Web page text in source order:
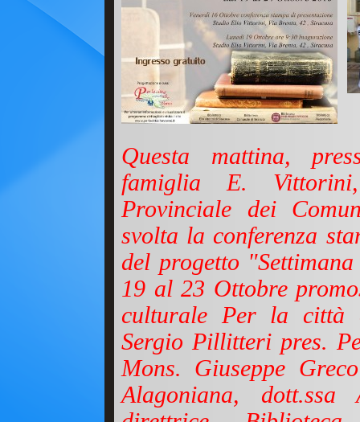
Questa mattina,
famiglia E.
Provinciale dei
svolta la conferenza
del progetto
19 al 23 Ottobre
culturale Per la città
Sergio Pillitteri pres.
Mons. Giuseppe
Alagoniana,